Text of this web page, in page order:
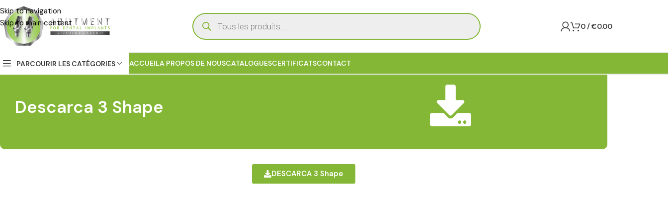
Skip to navigation
Skip to main content
0 /€0.00
PARCOURIR LES CATÉGORIES ACCUEILA PROPOS DE NOUSCATALOGUESCERTIFICATSCONTACT
Descarca 3 Shape
DESCARCA 3 Shape